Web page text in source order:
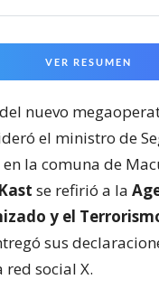
VER RESUMEN
nuevo
el ministro de
en la comuna de
se refirió a la
y el
sus
red social X.